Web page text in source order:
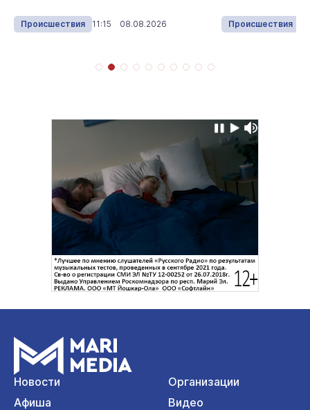
Происшествия 11:15 08.08.2026 Происшествия
Новости
Организации
Афиша
Видео